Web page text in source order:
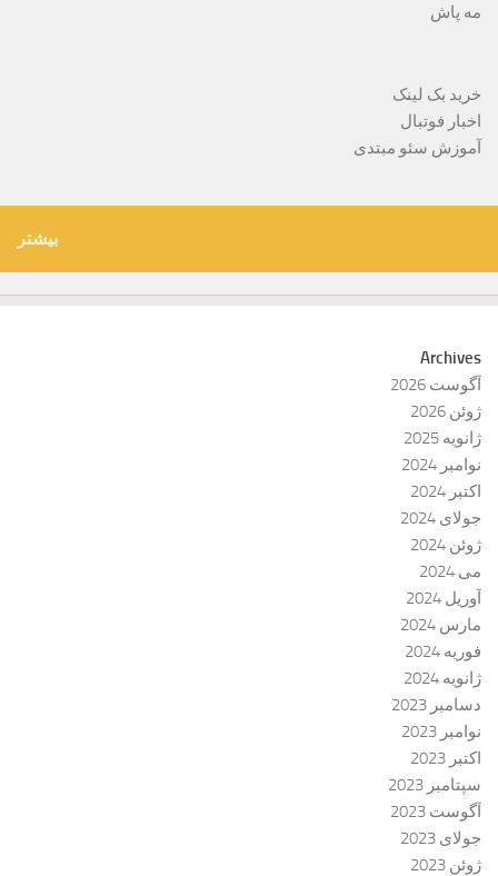
مه پاش
خرید بک لینک
اخبار فوتبال
آموزش سئو مبتدی
بیشتر
Archives
آگوست 2026
ژوئن 2026
ژانویه 2025
نوامبر 2024
اکتبر 2024
جولای 2024
ژوئن 2024
می 2024
آوریل 2024
مارس 2024
فوریه 2024
ژانویه 2024
دسامبر 2023
نوامبر 2023
اکتبر 2023
سپتامبر 2023
آگوست 2023
جولای 2023
ژوئن 2023